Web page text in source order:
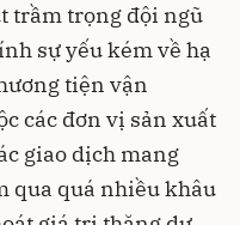
trầm trọng đội ngũ
sự yếu kém về hạ
tiện vận
các đơn vị sản xuất
giao dịch mang
qua quá nhiều khâu